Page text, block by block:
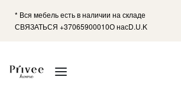
* Вся мебель есть в наличии на складе
СВЯЗАТЬСЯ +37065900010О насD.U.K